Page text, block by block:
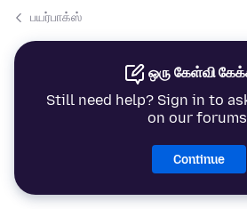
பயர்பாக்ஸ்
ஒரு கேள்வி
Still need help? Sign in to
on our
Continue